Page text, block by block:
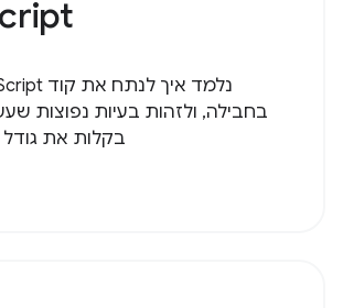
בחבילה, ולזהות בעיות נפוצות
בקלות את